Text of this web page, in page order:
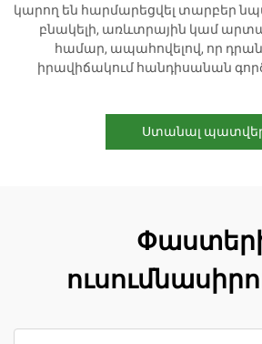
կարող են հարմարեցվել տարբեր
բնակելի, առևտրային կամ
համար, ապահովելով, որ
իրավիճակում հանդիսանան
Ստանալ